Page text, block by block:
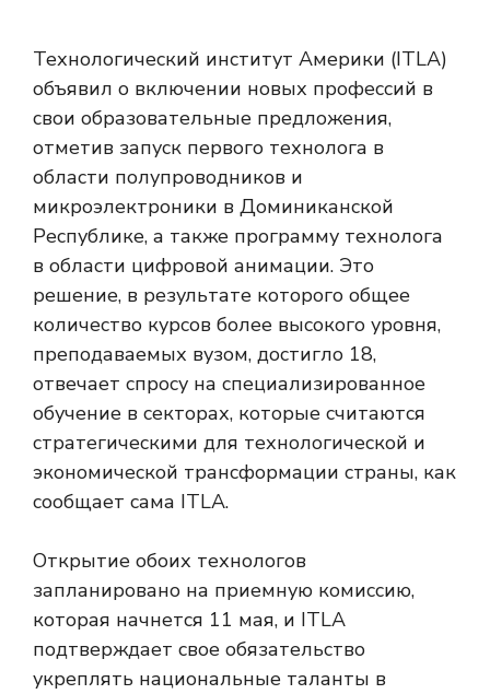
Технологический институт Америки (ITLA)
объявил о включении новых профессий в
свои образовательные предложения,
отметив запуск первого технолога в
области полупроводников и
микроэлектроники в Доминиканской
Республике, а также программу технолога
в области цифровой анимации. Это
решение, в результате которого общее
количество курсов более высокого уровня,
преподаваемых вузом, достигло 18,
отвечает спросу на специализированное
обучение в секторах, которые считаются
стратегическими для технологической и
экономической трансформации страны, как
сообщает сама ITLA.
Открытие обоих технологов
запланировано на приемную комиссию,
которая начнется 11 мая, и ITLA
подтверждает свое обязательство
укреплять национальные таланты в